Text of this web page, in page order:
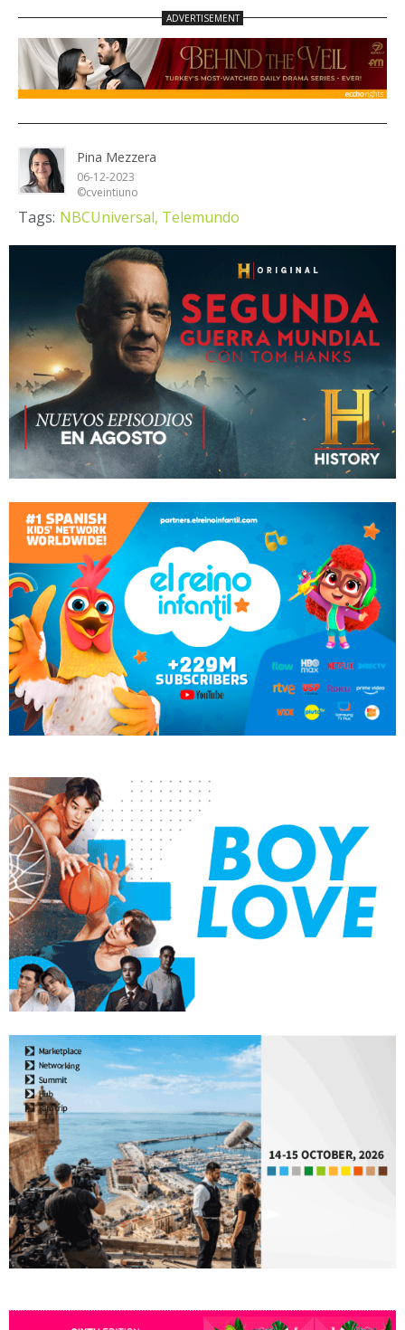
Pina Mezzera
06-12-2023
©cveintiuno
Tags: NBCUniversal, Telemundo